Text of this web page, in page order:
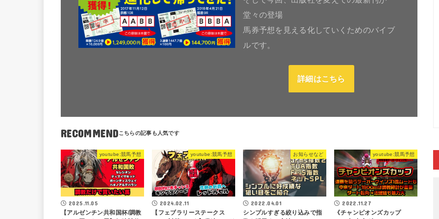
堂々の登場
馬券予想を見える化していくためのバイブ
ルです。
詳細はこちら
RECOMMEND
youtube:競馬予想
2025.11.05
【アルゼンチン共和国杯/調教
youtube:競馬予想
2024.02.11
【フェブラリーステークス
お知らせなど
2022.04.01
シンプルすぎる絞り込みで指
youtube:競馬予想
2022.11.27
《チャンピオンズカップ